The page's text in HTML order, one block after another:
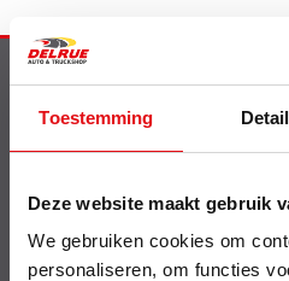
Toestemming
Deze website maakt gebruik
We gebruiken cookies om
personaliseren, om functies
Delrue Cataloog
Bebat wetgeving
Offerte betalen